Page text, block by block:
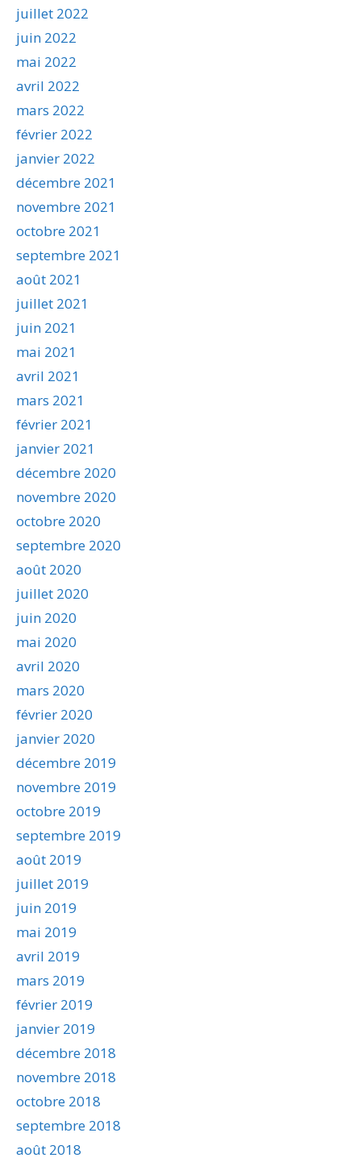
juillet 2022
juin 2022
mai 2022
avril 2022
mars 2022
février 2022
janvier 2022
décembre 2021
novembre 2021
octobre 2021
septembre 2021
août 2021
juillet 2021
juin 2021
mai 2021
avril 2021
mars 2021
février 2021
janvier 2021
décembre 2020
novembre 2020
octobre 2020
septembre 2020
août 2020
juillet 2020
juin 2020
mai 2020
avril 2020
mars 2020
février 2020
janvier 2020
décembre 2019
novembre 2019
octobre 2019
septembre 2019
août 2019
juillet 2019
juin 2019
mai 2019
avril 2019
mars 2019
février 2019
janvier 2019
décembre 2018
novembre 2018
octobre 2018
septembre 2018
août 2018